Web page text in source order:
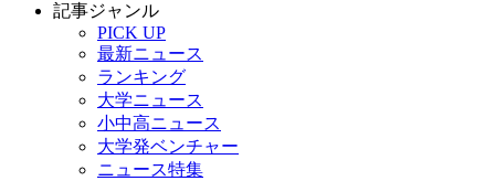
記事ジャンル
PICK UP
最新ニュース
ランキング
大学ニュース
小中高ニュース
大学発ベンチャー
ニュース特集